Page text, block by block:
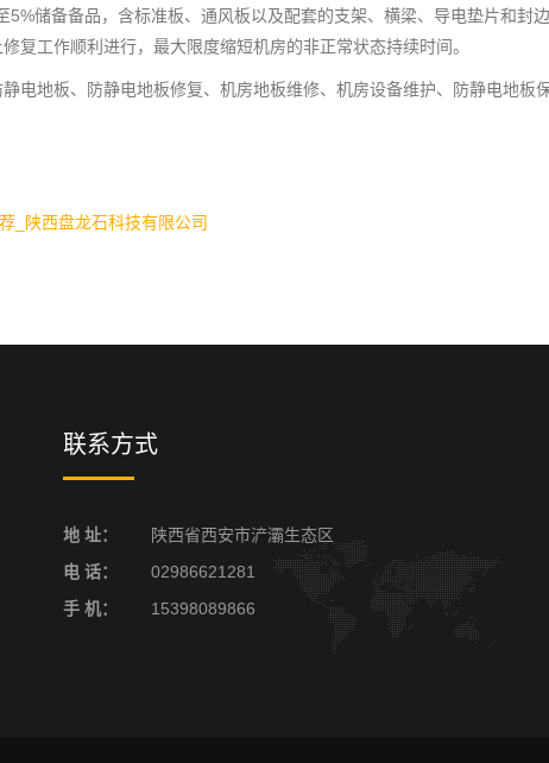
储备备品，含标准板、通风板以及配套的支架、横梁、导电垫片和封边
复工作顺利进行，最大限度缩短机房的非正常状态持续时间。
电地板、防静电地板修复、机房地板维修、机房设备维护、防静电地板
_陕西盘龙石科技有限公司
联系方式
地 址：
陕西省西安市浐灞生态区
电 话：
02986621281
手 机：
15398089866